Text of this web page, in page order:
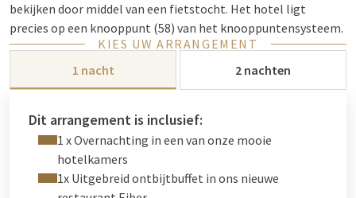
bekijken door middel van een fietstocht. Het hotel ligt
precies op een knooppunt (58) van het knooppuntensysteem.
verschillende leuke fietsroutes in staan! Tevens ontvangt u
een voucher waarmee u bij onze Bakkerij Koekoek een heerlijk
zoet broodje*, stuk fruit en drankje** kunt uitkiezen. Lekker
om mee te nemen voor onderweg!
Via de duinen en natuurgebied Meijendel richting het strand
Scheveningenof de Wassenaarse Slag. Of fiets de
KIES UW ARRANGEMENT
1 nacht
2 nachten
Dit arrangement is inclusief:
1 x Overnachting in een van onze mooie
hotelkamers
1x Uitgebreid ontbijtbuffet in ons nieuwe